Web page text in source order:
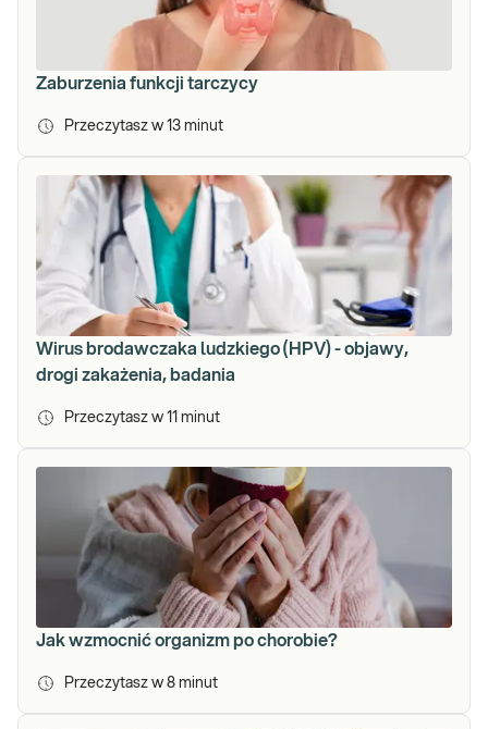
Zaburzenia funkcji tarczycy
Przeczytasz w 13 minut
Wirus brodawczaka ludzkiego (HPV) - objawy,
drogi zakażenia, badania
Przeczytasz w 11 minut
Jak wzmocnić organizm po chorobie?
Przeczytasz w 8 minut